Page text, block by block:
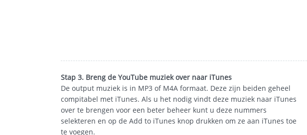
Stap 3. Breng de YouTube muziek over naar iTunes
De output muziek is in MP3 of M4A formaat. Deze zijn beiden geheel
compitabel met iTunes. Als u het nodig vindt deze muziek naar iTunes
over te brengen voor een beter beheer kunt u deze nummers
selekteren en op de Add to iTunes knop drukken om ze aan iTunes toe
te voegen.